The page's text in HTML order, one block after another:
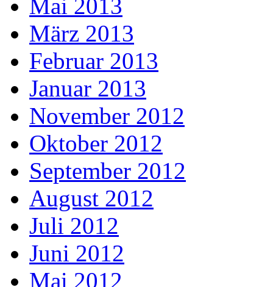
Mai 2013
März 2013
Februar 2013
Januar 2013
November 2012
Oktober 2012
September 2012
August 2012
Juli 2012
Juni 2012
Mai 2012